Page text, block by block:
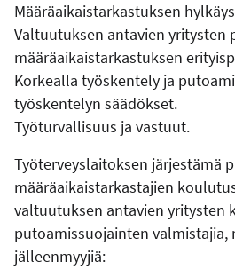
Määräaikaistarkastuksen
Valtuutuksen antavien yritysten
määräaikaistarkastuksen
Korkealla työskentely ja
työskentelyn säädökset.
Työturvallisuus ja vastuut.
Työterveyslaitoksen järjestämä
määräaikaistarkastajien
valtuutuksen antavien yritysten
putoamissuojainten valmistajia,
jälleenmyyjiä: